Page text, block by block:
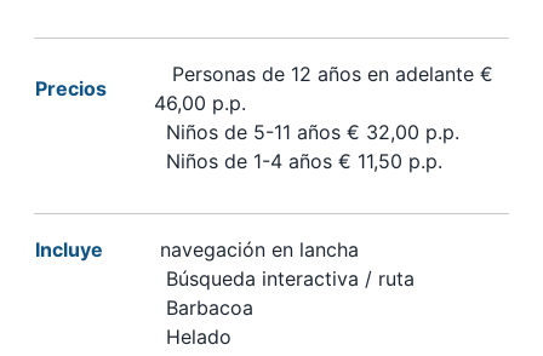
Precios
Personas de 12 años en adelante €
46,00 p.p.
Niños de 5-11 años € 32,00 p.p.
Niños de 1-4 años € 11,50 p.p.
Incluye
navegación en lancha
Búsqueda interactiva / ruta
Barbacoa
Helado